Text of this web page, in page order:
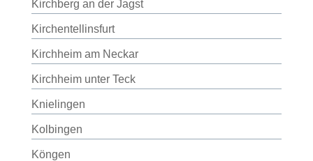
Kirchberg an der Jagst
Kirchentellinsfurt
Kirchheim am Neckar
Kirchheim unter Teck
Knielingen
Kolbingen
Köngen